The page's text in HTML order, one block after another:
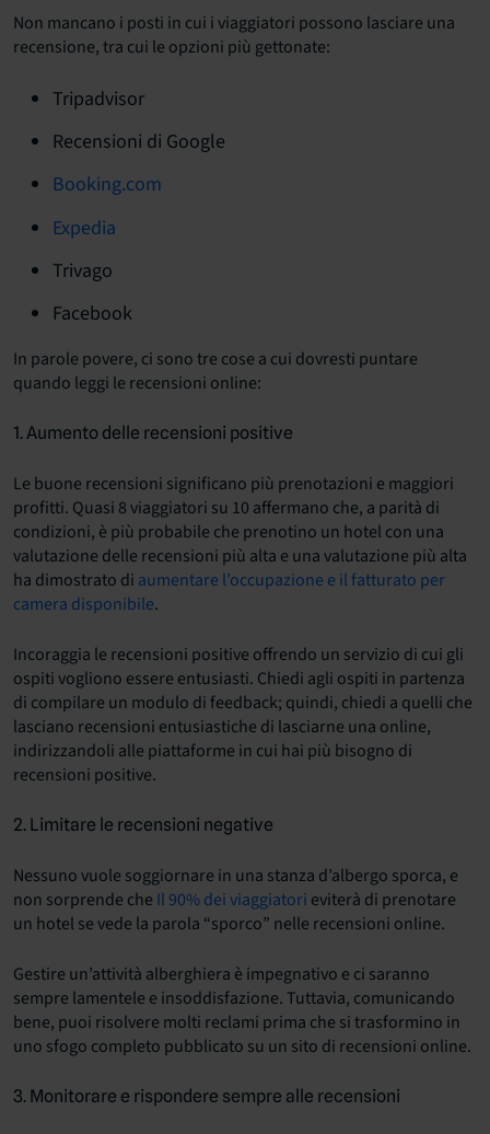
Non mancano i posti in cui i viaggiatori possono lasciare una
recensione, tra cui le opzioni più gettonate:
Tripadvisor
Recensioni di Google
Booking.com
Expedia
Trivago
Facebook
In parole povere, ci sono tre cose a cui dovresti puntare
quando leggi le recensioni online:
1. Aumento delle recensioni positive
Le buone recensioni significano più prenotazioni e maggiori
profitti. Quasi 8 viaggiatori su 10 affermano che, a parità di
condizioni, è più probabile che prenotino un hotel con una
valutazione delle recensioni più alta e una valutazione più alta
ha dimostrato di aumentare l’occupazione e il fatturato per
camera disponibile.
Incoraggia le recensioni positive offrendo un servizio di cui gli
ospiti vogliono essere entusiasti. Chiedi agli ospiti in partenza
di compilare un modulo di feedback; quindi, chiedi a quelli che
lasciano recensioni entusiastiche di lasciarne una online,
indirizzandoli alle piattaforme in cui hai più bisogno di
recensioni positive.
2. Limitare le recensioni negative
Nessuno vuole soggiornare in una stanza d’albergo sporca, e
non sorprende che Il 90% dei viaggiatori eviterà di prenotare
un hotel se vede la parola “sporco” nelle recensioni online.
Gestire un’attività alberghiera è impegnativo e ci saranno
sempre lamentele e insoddisfazione. Tuttavia, comunicando
bene, puoi risolvere molti reclami prima che si trasformino in
uno sfogo completo pubblicato su un sito di recensioni online.
3. Monitorare e rispondere sempre alle recensioni